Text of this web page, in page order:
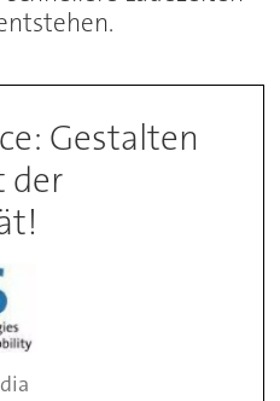
Gestalten
der